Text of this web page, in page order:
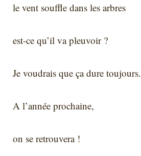
le vent souffle dans les arbres
est-ce qu’il va pleuvoir ?
Je voudrais que ça dure toujours.
A l’année prochaine,
on se retrouvera !